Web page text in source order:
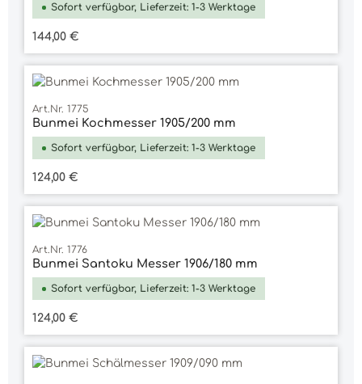
Sofort verfügbar, Lieferzeit: 1-3 Werktage
Regulärer Preis:
144,00 €
Art.Nr. 1775
Bunmei Kochmesser 1905/200 mm
Sofort verfügbar, Lieferzeit: 1-3 Werktage
Regulärer Preis:
124,00 €
Art.Nr. 1776
Bunmei Santoku Messer 1906/180 mm
Sofort verfügbar, Lieferzeit: 1-3 Werktage
Regulärer Preis:
124,00 €